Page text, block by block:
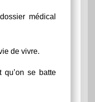
médical
de vivre.
qu’on se batte